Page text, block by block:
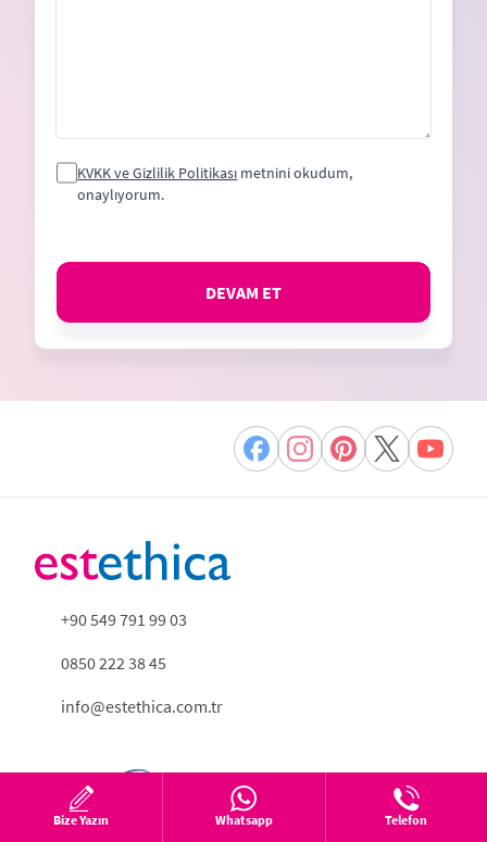
KVKK ve Gizlilik Politikası metnini okudum,
onaylıyorum.
DEVAM ET
+90 549 791 99 03
0850 222 38 45
info@estethica.com.tr
Bize Yazın Whatsapp Telefon